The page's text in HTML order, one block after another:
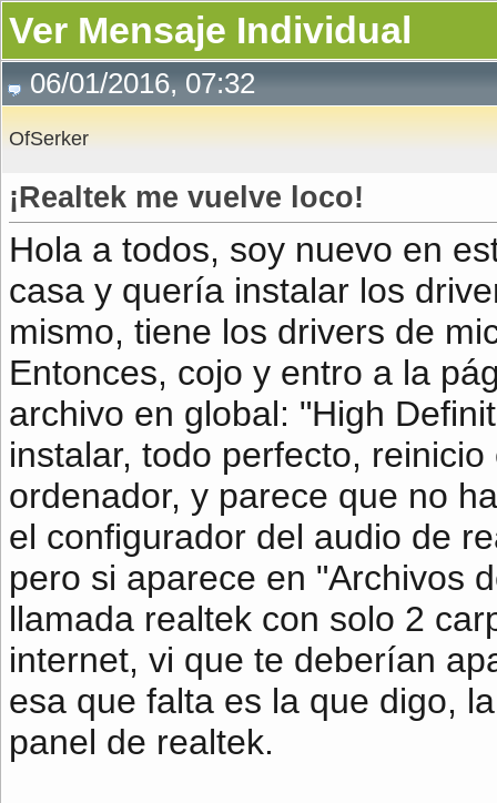
Ver Mensaje Individual
06/01/2016, 07:32
OfSerker
¡Realtek me vuelve loco!
Hola a todos, soy nuevo en
casa y quería instalar los
mismo, tiene los drivers de
Entonces, cojo y entro a la
archivo en global: "High
instalar, todo perfecto,
ordenador, y parece que no
el configurador del audio de
pero si aparece en "Archivos
llamada realtek con solo 2
internet, vi que te deberían
esa que falta es la que digo,
panel de realtek.